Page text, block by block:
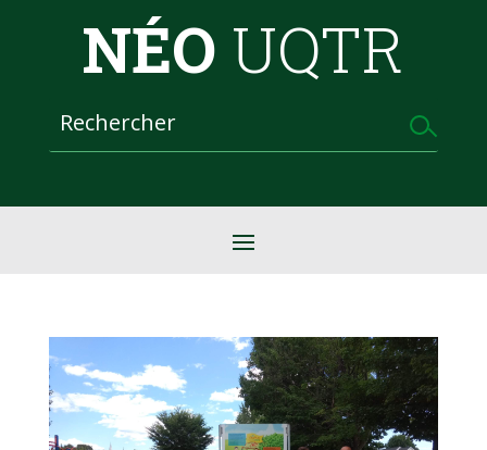
NÉO UQTR